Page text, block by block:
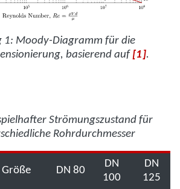
1: Moody-Diagramm für die
basierend auf [1].
Strömungszustand für
Rohrdurchmesser
Größe DN 80
DN
100
DN
125